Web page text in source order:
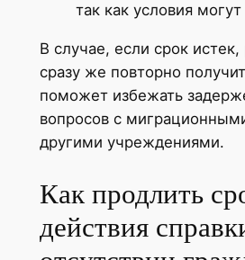
так как условия
В случае, если срок
сразу же повторно
поможет избежать
вопросов с
другими учреждениями.
Как продлить
действия